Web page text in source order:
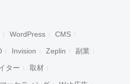
WordPress CMS
Invision Zeplin 副業
ター 取材